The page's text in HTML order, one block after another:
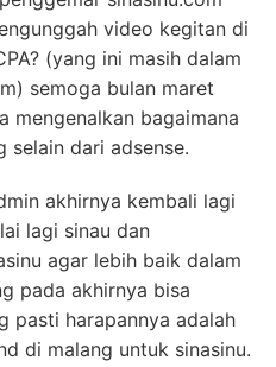
video kegitan di
(yang ini masih dalam
semoga bulan maret
mengenalkan bagaimana
selain dari adsense.
akhirnya kembali lagi
lagi sinau dan
agar lebih baik dalam
pada akhirnya bisa
pasti harapannya adalah
di malang untuk sinasinu.